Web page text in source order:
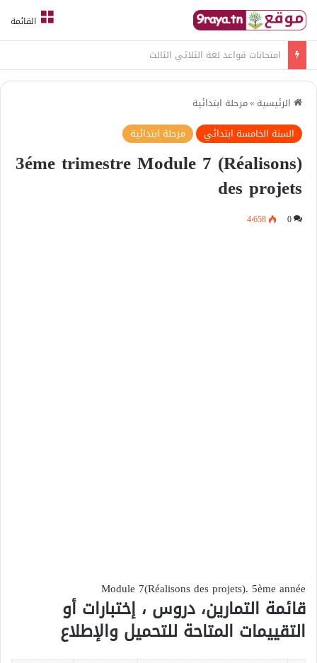
القائمة
امتحانات قواعد لغة الثلاثي الثالث
الرئيسية »مرحلة ابتدائية
السنة الخامسة ابتدائي
مرحلة ابتدائية
(3éme trimestre Module 7 (Réalisons
des projets
0 4٬658
Module 7(Réalisons des projets). 5ème année
قائمة التمارين، دروس ، إختبارات أو
التقييمات المتاحة للتحميل والإطلاع